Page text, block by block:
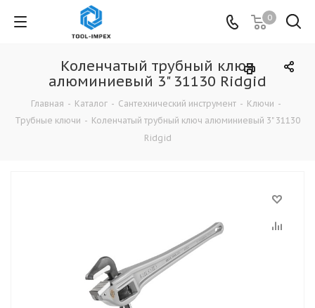
0
Коленчатый трубный ключ
алюминиевый 3" 31130 Ridgid
Главная - Каталог - Сантехнический инструмент - Ключи -
Трубные ключи - Коленчатый трубный ключ алюминиевый 3" 31130
Ridgid